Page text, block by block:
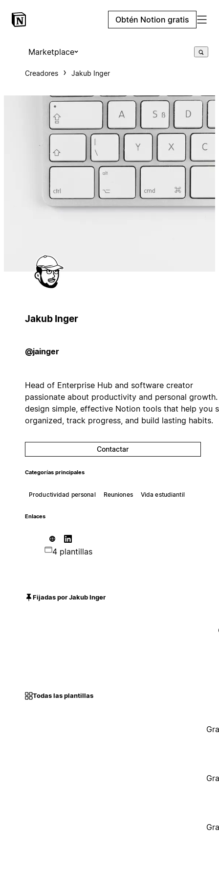
Obtén Notion gratis
Marketplace
Creadores Jakub Inger
Jakub Inger
@jainger
Head of Enterprise Hub and software creator
passionate about productivity and personal growth.
design simple, effective Notion tools that help you
organized, track progress, and build lasting habits.
Contactar
Categorías principales
Productividad personal Reuniones Vida estudiantil
Enlaces
4 plantillas
Fijadas por Jakub Inger
Todas las plantillas